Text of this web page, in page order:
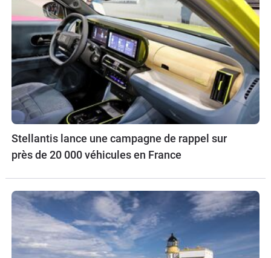
Stellantis lance une campagne de rappel sur
près de 20 000 véhicules en France